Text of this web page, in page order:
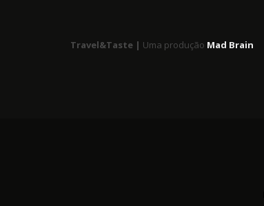
Travel&Taste | Uma produção Mad Brain